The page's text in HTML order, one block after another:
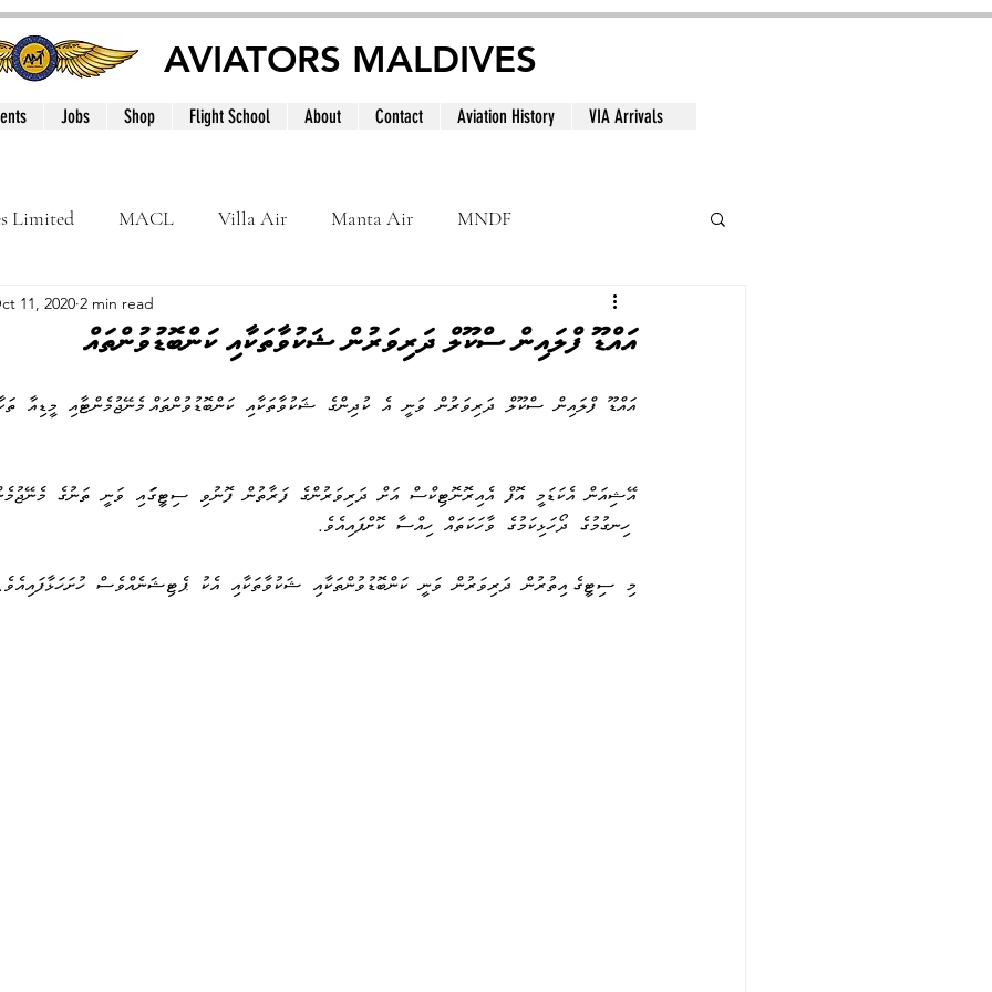
AVIATORS MALDIVES
Jobs Shop Flight School About Contact Aviation History VIA Arrivals
Limited MACL Villa Air Manta Air MNDF
BeOnd
Maldives
އައްޑޫ ފްލައިން ސްކޫލް ދަރިވަރުން ޝަކުވާތަކާއި ކަންބޮޑުވުންތައް
11, 2020 2 min read
އައްޑޫ  ފްލައިން  ސްކޫލް  ދަރިވަރުން  ވަނީ  އެ  ކުދިންގެ  ޝަކުވާތަކާއި  ކަންބޮޑުވުންތައް މެނޭޖުމެންޓާއި  މީޑިއާ
އޭޝިއަން  އެކަޑަމީ  އޮފް  އެއިރޮނޮޓިކްސް  އަށް  ދަރިވަރުންގެ  ފަރާތުން  ފޮނުވި  ސިޓީގަައި  ވަނީ  ތަނުގެ
ހިނގުމުގެ  ދޯހަޅިކަމުގެ  ވާހަކަތައް  ހިއްސާ  ކޮށްފައިއެވެ.
މި  ސިޓީގެ އިތުރުން  ދަރިވަރުން  ވަނީ  ކަންބޮޑުވުންތަކާއި  ޝަކުވާތަކާއި  އެކު  ޕެޓިޝަނެއްވެސް